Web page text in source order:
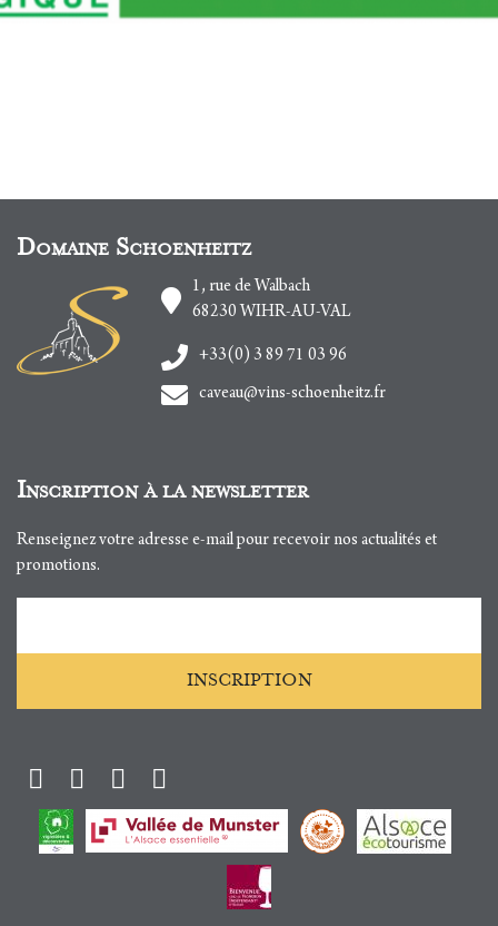
Domaine Schoenheitz
1, rue de Walbach
68230 WIHR-AU-VAL
+33(0) 3 89 71 03 96
caveau@vins-schoenheitz.fr
Inscription à la newsletter
Renseignez votre adresse e-mail pour recevoir nos actualités et
promotions.
INSCRIPTION
FacebookInstagramTwitter